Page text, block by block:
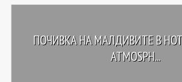
ПОЧИВКА НА МАЛДИВИТЕ В
ATMOSPH...